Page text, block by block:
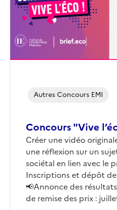
Concours "Vive
Corps
Créer une vidéo
une réflexion sur un
sociétal en lien avec le
Inscriptions et dépôt
📢Annonce des
de remise des prix :
Autres Concours EMI